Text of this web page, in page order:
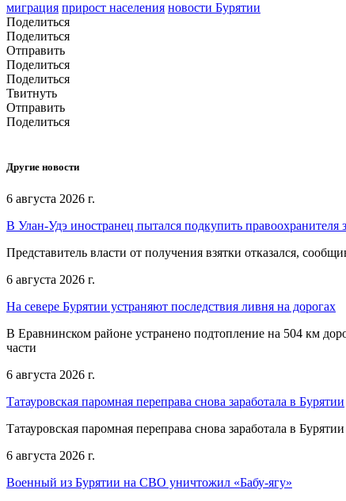
миграция прирост населения новости Бурятии
Поделиться
Поделиться
Отправить
Поделиться
Поделиться
Твитнуть
Отправить
Поделиться
Другие новости
6 августа 2026 г.
В Улан-Удэ иностранец пытался подкупить правоохранителя
Представитель власти от получения взятки отказался,
6 августа 2026 г.
На севере Бурятии устраняют последствия ливня на дорогах
В Еравнинском районе устранено подтопление на 504 км
части
6 августа 2026 г.
Татауровская паромная переправа снова заработала в Бурятии
Татауровская паромная переправа снова заработала в Бурятии
6 августа 2026 г.
Военный из Бурятии на СВО уничтожил «Бабу-ягу»